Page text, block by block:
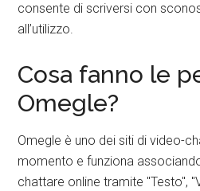
consente di scriversi con
all’utilizzo.
Cosa fanno le
Omegle?
Omegle è uno dei siti di video-
momento e funziona
chattare online tramite "Testo",